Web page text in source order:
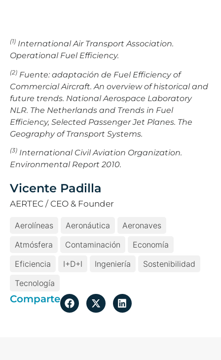
(1) International Air Transport Association.
Operational Fuel Efficiency.
(2) Fuente: adaptación de Fuel Efficiency of
Commercial Aircraft. An overview of historical and
future trends. National Aerospace Laboratory
NLR. The Netherlands and Trends in Fuel
Efficiency, Selected Passenger Jet Planes. The
Geography of Transport Systems.
(3) International Civil Aviation Organization.
Environmental Report 2010.
Vicente Padilla
AERTEC / CEO & Founder
Aerolíneas Aeronáutica
Aeronaves
Atmósfera
Contaminación
Economía
Eficiencia
I+D+i Ingeniería
Sostenibilidad
Tecnología
Comparte